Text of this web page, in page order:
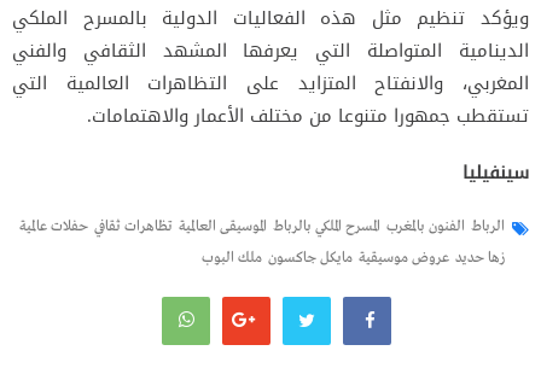
ويؤكد تنظيم مثل هذه الفعاليات الدولية بالمسرح الملكي
الدينامية المتواصلة التي يعرفها المشهد الثقافي والفني
المغربي، والانفتاح المتزايد على التظاهرات العالمية التي
تستقطب جمهورا متنوعا من مختلف الأعمار والاهتمامات.
سينفيليا
الرباط الفنون بالمغرب المسرح الملكي بالرباط الموسيقى العالمية تظاهرات ثقافي حفلات عالمية
زها حديد عروض موسيقية مايكل جاكسون ملك البوب